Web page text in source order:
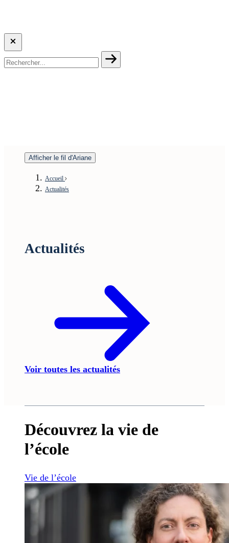
Afficher le fil d'Ariane
Accueil
Actualités
Actualités
Voir toutes les actualités
Découvrez la vie de
l’école
Vie de l’école